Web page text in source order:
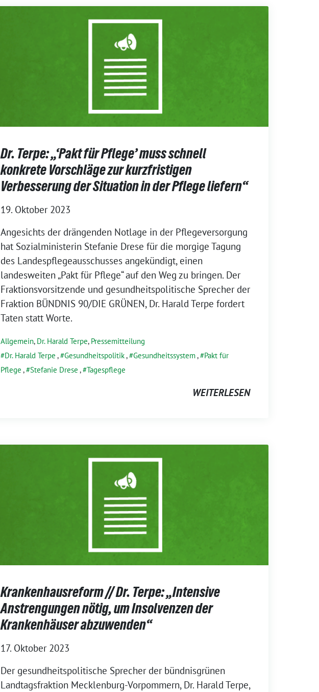
Dr. Terpe: „‘Pakt für Pflege’ muss schnell
konkrete Vorschläge zur kurzfristigen
Verbesserung der Situation in der Pflege liefern“
19. Oktober 2023
Angesichts der drängenden Notlage in der Pflegeversorgung
hat Sozialministerin Stefanie Drese für die morgige Tagung
des Landespflegeausschusses angekündigt, einen
landesweiten „Pakt für Pflege“ auf den Weg zu bringen. Der
Fraktionsvorsitzende und gesundheitspolitische Sprecher der
Fraktion BÜNDNIS 90/DIE GRÜNEN, Dr. Harald Terpe fordert
Taten statt Worte.
Allgemein, Dr. Harald Terpe, Pressemitteilung
Dr. Harald Terpe , Gesundheitspolitik, Gesundheitssystem,
Pakt für
Pflege , Stefanie Drese , Tagespflege
WEITERLESEN
Krankenhausreform // Dr. Terpe: „Intensive
Anstrengungen nötig, um Insolvenzen der
Krankenhäuser abzuwenden“
17. Oktober 2023
Der gesundheitspolitische Sprecher der bündnisgrünen
Landtagsfraktion Mecklenburg-Vorpommern, Dr. Harald Terpe,